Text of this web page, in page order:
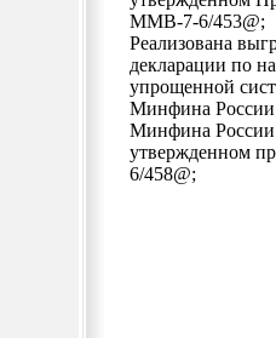
ММВ-7-6/453@;
Реализована
декларации по
упрощенной
Минфина России
Минфина России
утвержденном
6/458@;